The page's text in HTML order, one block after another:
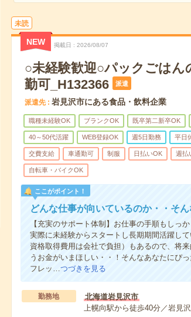
未読
NEW 掲載日 2026/08/07
○未経験歓迎○パックごはん
勤可_H132366
派遣
派遣先 岩見沢市にある食品・飲料企業
職種未経験OK ブランクOK 既卒第二新卒OK
40～50代活躍 WEB登録OK 週5日勤務 平日
交費支給 車通勤可 制服 日払いOK 週払
自転車・バイクOK
ここがポイント！
どんな仕事が向いているのか・・そ
【充実のサポート体制】お仕事の手順もしっ
実際に未経験からスタートし長期期間活躍し
資格取得費用は会社で負担）もあるので、将
うお金がいまほしい・・！そんなあなたにぴ
フレッ…つづきを見る
勤務地
北海道岩見沢市
上幌向駅から徒歩40分／岩見